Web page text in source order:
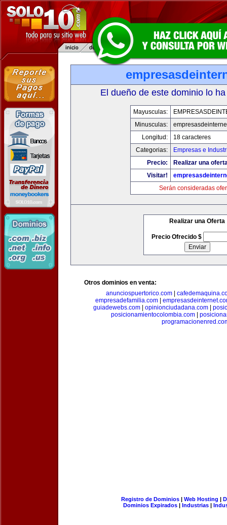
El dueño de este dominio lo
Mayusculas:
Minusculas:
Longitud:
18 caracteres
Categorias:
Empresas e
Precio:
Realizar una
Visitar!
Serán consideradas
Realizar una Oferta
Precio Ofrecido $
Otros dominios en venta:
anunciospuertorico.com|
empresadefamilia.com
guiadewebs.com
opinionciudadana.com
posicionamientocolombia.com|
Registro de Dominios| Web Hosting |
Dominios Expirados | Industrias |